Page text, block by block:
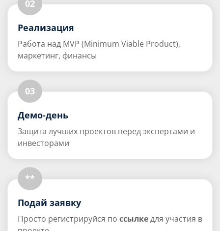
02
Реализация
Работа над MVP (Minimum Viable Product),
маркетинг, финансы
03
Демо-день
Защита лучших проектов перед экспертами и
инвесторами
**
Подай заявку
Просто регистрируйся по ссылкедля участия в